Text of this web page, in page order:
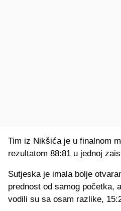
Tim iz Nikšića je u finalnom
rezultatom 88:81 u jednoj
Sutjeska je imala bolje
prednost od samog početka,
vodili su sa osam razlike,